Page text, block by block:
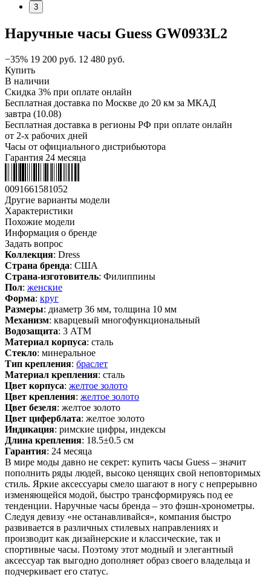
3
Наручные часы Guess GW0933L2
−35% 19 200 руб. 12 480 руб.
Купить
В наличии
Скидка 3% при оплате онлайн
Бесплатная доставка по Москве до 20 км за МКАД
завтра (10.08)
Бесплатная доставка в регионы РФ при оплате онлайн
от 2-х рабочих дней
Часы от официального дистрибьютора
Гарантия 24 месяца
0091661581052
Другие варианты модели
Характеристики
Похожие модели
Информация о бренде
Задать вопрос
Коллекция: Dress
Страна бренда: США
Страна-изготовитель: Филиппины
Пол: женские
Форма: круг
Размеры: диаметр 36 мм, толщина 10 мм
Механизм: кварцевый многофункциональный
Водозащита: 3 АТМ
Материал корпуса: сталь
Стекло: минеральное
Тип крепления: браслет
Материал крепления: сталь
Цвет корпуса: желтое золото
Цвет крепления: желтое золото
Цвет безеля: желтое золото
Цвет циферблата: желтое золото
Индикация: римские цифры, индексы
Длина крепления: 18.5±0.5 см
Гарантия: 24 месяца
В мире моды давно не секрет: купить часы Guess – значит
пополнить ряды людей, высоко ценящих свой неповторимых
стиль. Яркие аксессуары смело шагают в ногу с непрерывно
изменяющейся модой, быстро трансформируясь под ее
тенденции. Наручные часы бренда – это фэшн-хронометры.
Следуя девизу «не останавливайся», компания быстро
развивается в различных стилевых направлениях и
производит как дизайнерские и классические, так и
спортивные часы. Поэтому этот модный и элегантный
аксессуар так выгодно дополняет образ своего владельца и
подчеркивает его статус.